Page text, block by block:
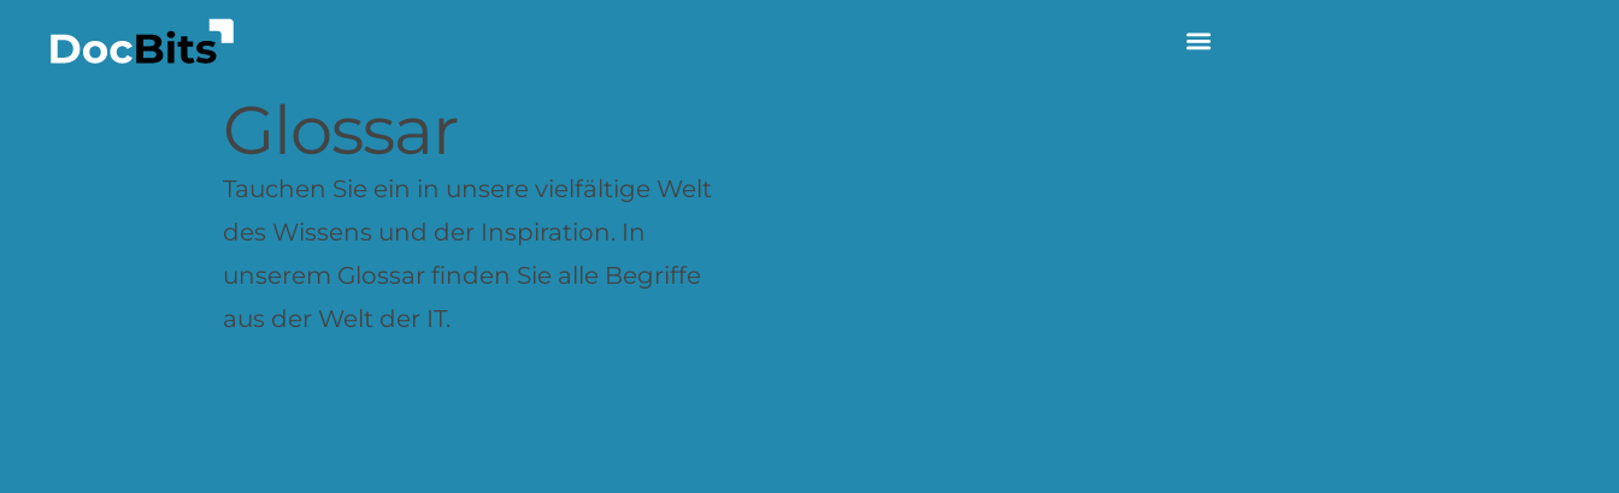
Glossar
Tauchen Sie ein in unsere vielfältige Welt
des Wissens und der Inspiration. In
unserem Glossar finden Sie alle Begriffe
aus der Welt der IT.